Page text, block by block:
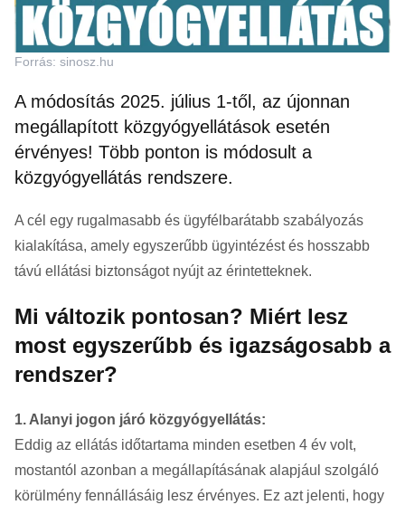
Forrás: sinosz.hu
A módosítás 2025. július 1-től, az újonnan
megállapított közgyógyellátások esetén
érvényes! Több ponton is módosult a
közgyógyellátás rendszere.
A cél egy rugalmasabb és ügyfélbarátabb szabályozás
kialakítása, amely egyszerűbb ügyintézést és hosszabb
távú ellátási biztonságot nyújt az érintetteknek.
Mi változik pontosan? Miért lesz
most egyszerűbb és igazságosabb a
rendszer?
1. Alanyi jogon járó közgyógyellátás:
Eddig az ellátás időtartama minden esetben 4 év volt,
mostantól azonban a megállapításának alapjául szolgáló
körülmény fennállásáig lesz érvényes. Ez azt jelenti, hogy